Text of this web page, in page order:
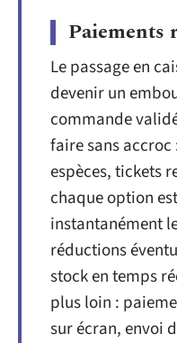
Paiements
Le passage en
devenir un
commande
faire sans
espèces, tickets
chaque option
instantanément
réductions
stock en temps
plus loin :
sur écran, envoi